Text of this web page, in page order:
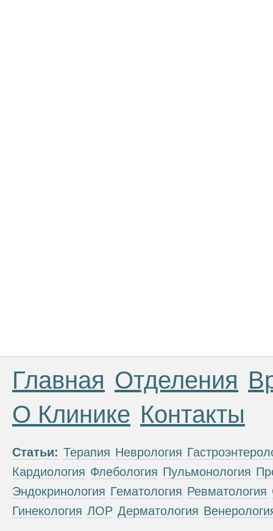
Главная Отделения
О Клинике Контакты
Статьи: Терапия Неврология
Кардиология Флебология Пульмонология
Эндокринология Гематология Ревматология
Гинекология ЛОР Дерматология